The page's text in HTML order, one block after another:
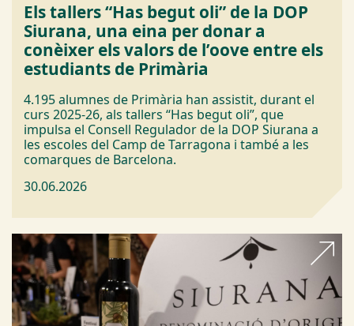
Els tallers “Has begut oli” de la DOP
Siurana, una eina per donar a
conèixer els valors de l’oove entre els
estudiants de Primària
4.195 alumnes de Primària han assistit, durant el
curs 2025-26, als tallers “Has begut oli”, que
impulsa el Consell Regulador de la DOP Siurana a
les escoles del Camp de Tarragona i també a les
comarques de Barcelona.
30.06.2026